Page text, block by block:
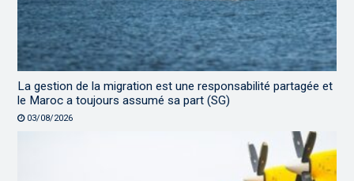
La gestion de la migration est une responsabilité partagée et
le Maroc a toujours assumé sa part (SG)
03/08/2026